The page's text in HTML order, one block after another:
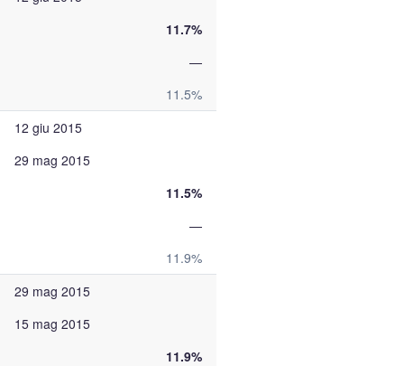
11.7%
—
11.5%
12 giu 2015
29 mag 2015
11.5%
—
11.9%
29 mag 2015
15 mag 2015
11.9%